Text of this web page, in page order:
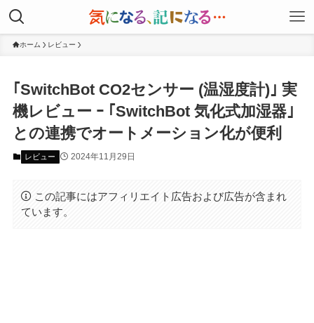
ホーム レビュー
｢SwitchBot CO2センサー (温湿度計)｣ 実
機レビュー ｰ ｢SwitchBot 気化式加湿器｣
との連携でオートメーション化が便利
レビュー 2024年11月29日
この記事にはアフィリエイト広告および広告が含まれ
ています。